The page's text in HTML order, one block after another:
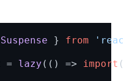
Suspense } from
= lazy ( () => import